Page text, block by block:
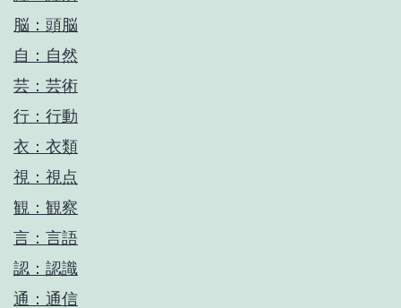
脳：頭脳
自：自然
芸：芸術
行：行動
衣：衣類
視：視点
観：観察
言：言語
認：認識
通：通信